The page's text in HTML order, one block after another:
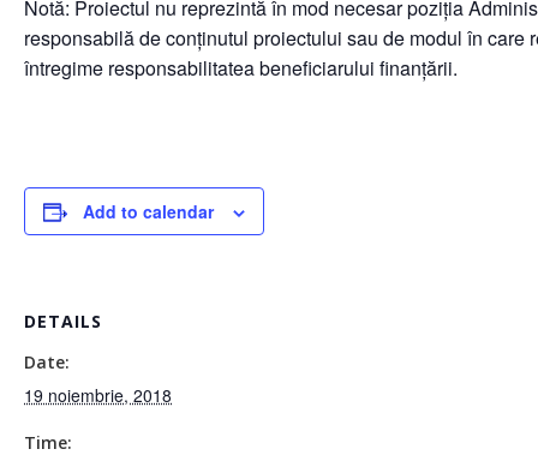
Notă: Proiectul nu reprezintă în mod necesar poziţia
responsabilă de conținutul proiectului sau de modul în
întregime responsabilitatea beneficiarului finanțării.
Add to calendar
DETAILS
Date:
19 noiembrie, 2018
Time: